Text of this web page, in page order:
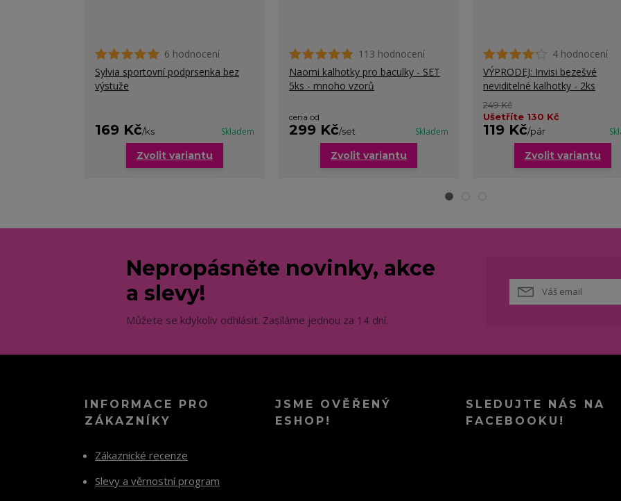
6 hodnocení
Sylvia sportovní podprsenka bez
výstuže
169 Kč/ks Skladem
Zvolit variantu
113 hodnocení
Naomi kalhotky pro baculky - SET
5ks - mnoho vzorů
cena od
299 Kč/set Skladem
Zvolit variantu
4 hodnocení
VÝPRODEJ: Invisi bezešvé
neviditelné kalhotky - 2ks
249 Kč
Ušetříte 130 Kč
119 Kč/pár
Zvolit variantu
Nepropásněte novinky, akce
a slevy!
Můžete se kdykoliv odhlásit. Zasíláme jednou za 14 dní.
INFORMACE PRO
ZÁKAZNÍKY
Zákaznické recenze
Slevy a věrnostní program
JSME OVĚŘENÝ
ESHOP!
SLEDUJTE NÁS NA
FACEBOOKU!